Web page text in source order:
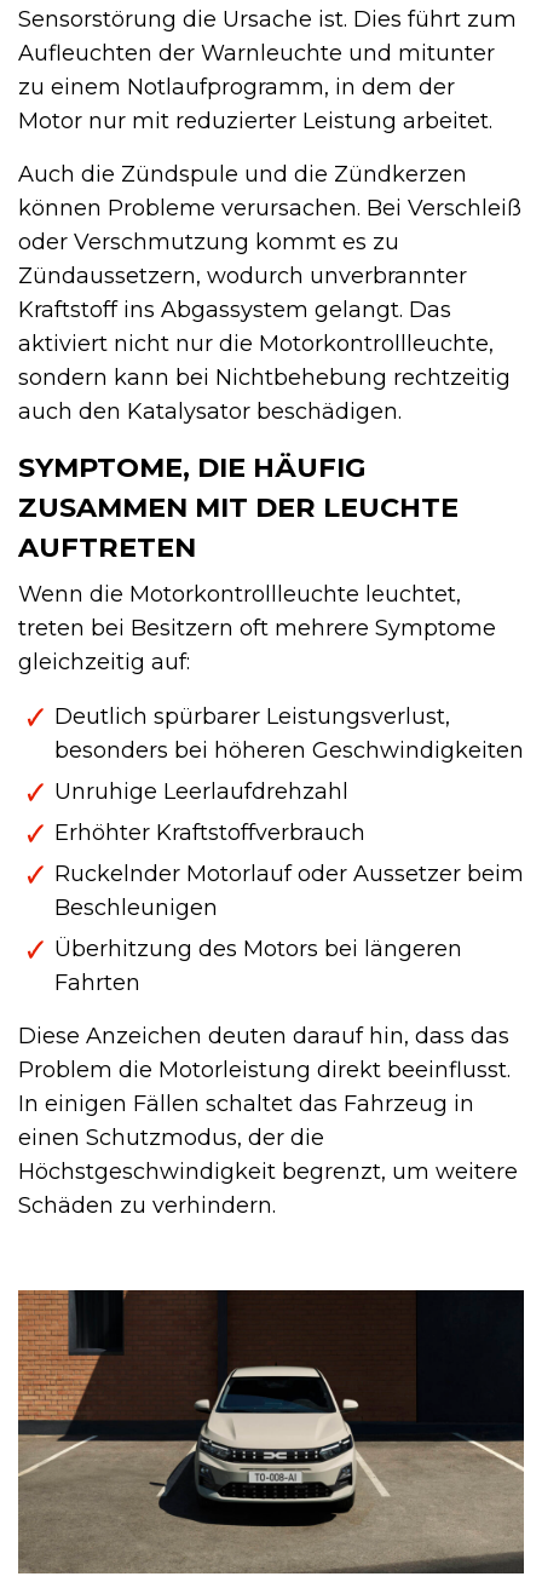
Sensorstörung die Ursache ist. Dies führt zum
Aufleuchten der Warnleuchte und mitunter
zu einem Notlaufprogramm, in dem der
Motor nur mit reduzierter Leistung arbeitet.
Auch die Zündspule und die Zündkerzen
können Probleme verursachen. Bei Verschleiß
oder Verschmutzung kommt es zu
Zündaussetzern, wodurch unverbrannter
Kraftstoff ins Abgassystem gelangt. Das
aktiviert nicht nur die Motorkontrollleuchte,
sondern kann bei Nichtbehebung rechtzeitig
auch den Katalysator beschädigen.
SYMPTOME, DIE HÄUFIG
ZUSAMMEN MIT DER LEUCHTE
AUFTRETEN
Wenn die Motorkontrollleuchte leuchtet,
treten bei Besitzern oft mehrere Symptome
gleichzeitig auf:
Deutlich spürbarer Leistungsverlust,
besonders bei höheren Geschwindigkeiten
Unruhige Leerlaufdrehzahl
Erhöhter Kraftstoffverbrauch
Ruckelnder Motorlauf oder Aussetzer beim
Beschleunigen
Überhitzung des Motors bei längeren
Fahrten
Diese Anzeichen deuten darauf hin, dass das
Problem die Motorleistung direkt beeinflusst.
In einigen Fällen schaltet das Fahrzeug in
einen Schutzmodus, der die
Höchstgeschwindigkeit begrenzt, um weitere
Schäden zu verhindern.